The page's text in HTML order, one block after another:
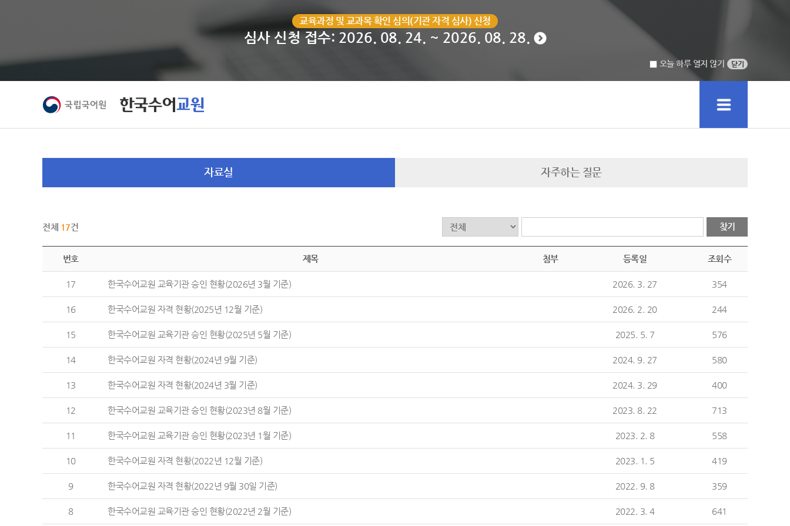
교육과정 및 교과목 확인 심의(기관 자격 심사) 신청
심사 신청 접수: 2026. 08. 24. ~ 2026. 08. 28.
오늘 하루 열지 않기 닫기
자료실 자주하는 질문
전체 17건 찾기
번호 제목 첨부 등록일 조회수
17 한국수어교원 교육기관 승인 현황(2026년 3월 기준) 2026. 3. 27 354
16 한국수어교원 자격 현황(2025년 12월 기준) 2026. 2. 20 244
15 한국수어교원 교육기관 승인 현황(2025년 5월 기준) 2025. 5. 7 576
14 한국수어교원 자격 현황(2024년 9월 기준) 2024. 9. 27 580
13 한국수어교원 자격 현황(2024년 3월 기준) 2024. 3. 29 400
12 한국수어교원 교육기관 승인 현황(2023년 8월 기준) 2023. 8. 22 713
11 한국수어교원 교육기관 승인 현황(2023년 1월 기준) 2023. 2. 8 558
10 한국수어교원 자격 현황(2022년 12월 기준) 2023. 1. 5 419
9 한국수어교원 자격 현황(2022년 9월 30일 기준) 2022. 9. 8 359
8 한국수어교원 교육기관 승인 현황(2022년 2월 기준) 2022. 3. 4 641